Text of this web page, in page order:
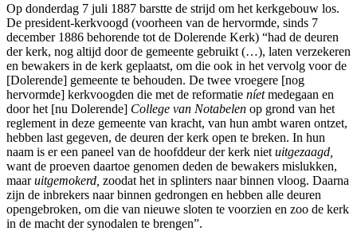
Op donderdag 7 juli 1887 barstte de strijd om het kerkgebouw los.
De president-kerkvoogd (voorheen van de hervormde, sinds 7
december 1886 behorende tot de Dolerende Kerk) “had de deuren
der kerk, nog altijd door de gemeente gebruikt (…), laten verzekeren
en bewakers in de kerk geplaatst, om die ook in het vervolg voor de
[Dolerende] gemeente te behouden. De twee vroegere [nog
hervormde] kerkvoogden die met de reformatie níetmedegaan en
door het [nu Dolerende] College van Notabelen op grond van het
reglement in deze gemeente van kracht, van hun ambt waren ontzet,
hebben last gegeven, de deuren der kerk open te breken. In hun
naam is er een paneel van de hoofddeur der kerk niet uitgezaagd,
want de proeven daartoe genomen deden de bewakers mislukken,
maaruitgemokerd, zoodat het in splinters naar binnen vloog. Daarna
zijn de inbrekers naar binnen gedrongen en hebben alle deuren
opengebroken, om die van nieuwe sloten te voorzien en zoo de kerk
in de macht der synodalen te brengen”.